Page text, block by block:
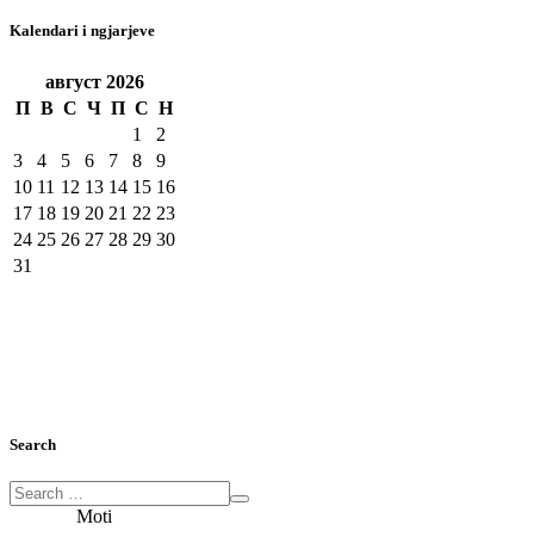
Kalendari i ngjarjeve
август 2026
П В С Ч П С Н
1
2
3
4 5 6 7 8
9
10 11 12 13 14 15 16
17 18 19 20 21 22 23
24 25 26 27 28 29 30
31
Search
Moti